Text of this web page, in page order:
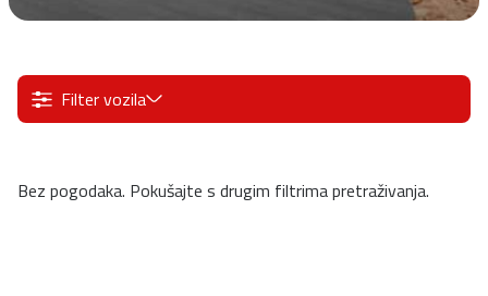
Filter vozila
Bez pogodaka. Pokušajte s drugim filtrima pretraživanja.